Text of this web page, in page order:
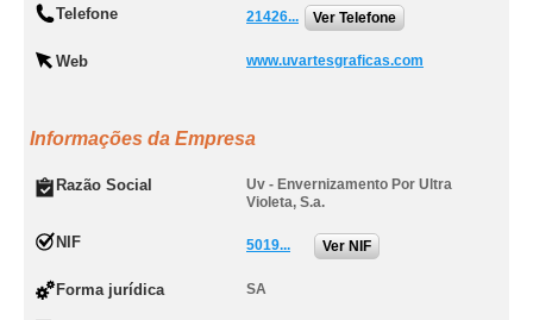
Telefone 21426... Ver Telefone
Web www.uvartesgraficas.com
Informações da Empresa
Razão Social
Uv - Envernizamento Por Ultra
Violeta, S.a.
NIF 5019... Ver NIF
Forma jurídica SA